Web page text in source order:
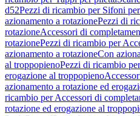
d52Pezzi di ricambio per Sifoni
azionamento a rotazionePezzi di
rotazioneAccessori di
rotazionePezzi di ricambio per
azionamento a rotazioneCon
al troppopienoPezzi di ricambio
erogazione al troppopieno
azionamento a rotazione ed
ricambio per Accessori di
rotazione ed erogazione al